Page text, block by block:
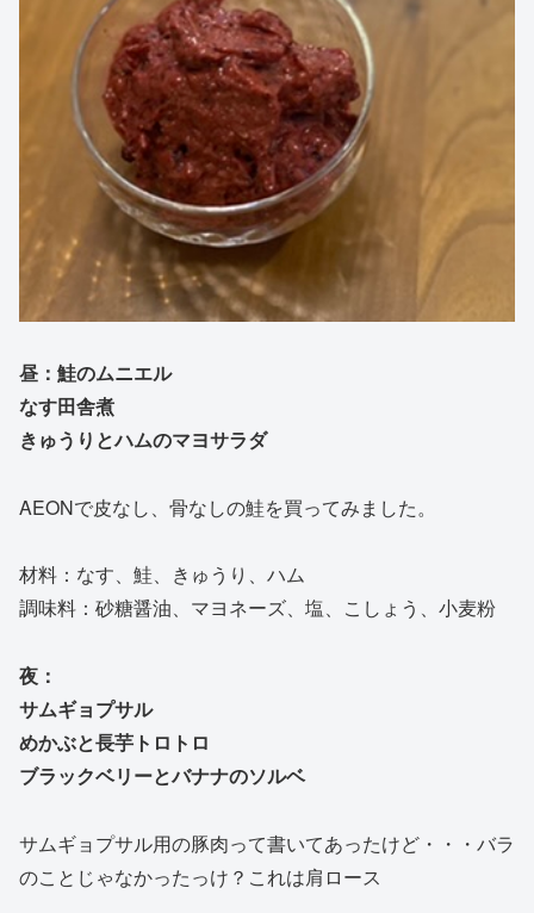
昼：鮭のムニエル
なす田舎煮
きゅうりとハムのマヨサラダ
AEONで皮なし、骨なしの鮭を買ってみました。
材料：なす、鮭、きゅうり、ハム
調味料：砂糖醤油、マヨネーズ、塩、こしょう、小麦粉
夜：
サムギョプサル
めかぶと長芋トロトロ
ブラックベリーとバナナのソルベ
サムギョプサル用の豚肉って書いてあったけど・・・バラ
のことじゃなかったっけ？これは肩ロース